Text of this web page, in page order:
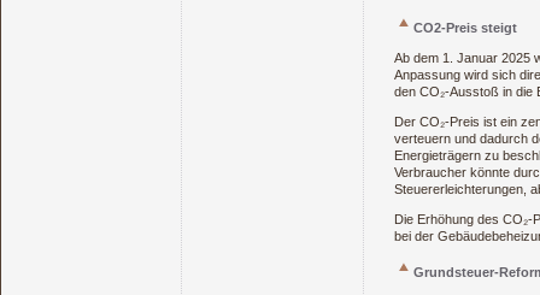
CO2-Preis steigt
Ab dem 1. Januar 2025
Anpassung wird sich
den CO₂-Ausstoß in die
Der CO₂-Preis ist ein
verteuern und dadurch
Energieträgern zu
Verbraucher könnte
Steuererleichterungen,
Die Erhöhung des CO₂-
bei der
Grundsteuer-